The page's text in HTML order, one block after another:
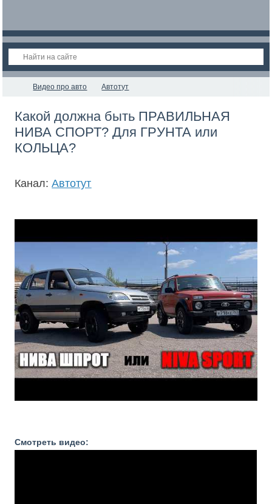
Видео про авто Автотут
Какой должна быть ПРАВИЛЬНАЯ
НИВА СПОРТ? Для ГРУНТА или
КОЛЬЦА?
Канал:Автотут
Смотреть видео: